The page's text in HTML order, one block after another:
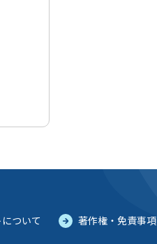
ついて 著作権・免責事項